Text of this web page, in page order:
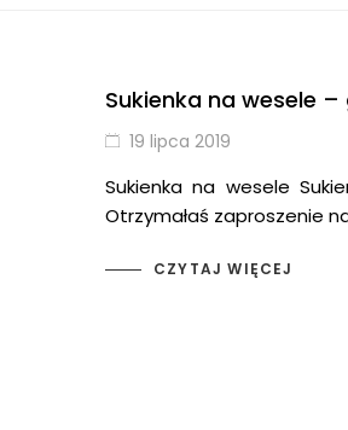
Sukienka na wesele
19 lipca 2019
Sukienka na wesele
Otrzymałaś zaproszenie
CZYTAJ WIĘCEJ